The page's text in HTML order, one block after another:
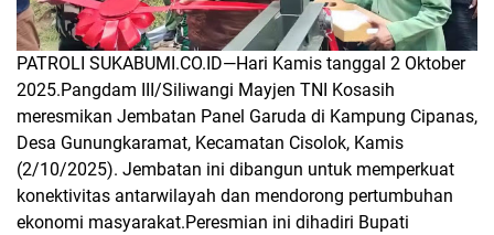
PATROLI SUKABUMI.CO.ID—Hari Kamis tanggal 2 Oktober
2025.Pangdam III/Siliwangi Mayjen TNI Kosasih
meresmikan Jembatan Panel Garuda di Kampung Cipanas,
Desa Gunungkaramat, Kecamatan Cisolok, Kamis
(2/10/2025). Jembatan ini dibangun untuk memperkuat
konektivitas antarwilayah dan mendorong pertumbuhan
ekonomi masyarakat.Peresmian ini dihadiri Bupati